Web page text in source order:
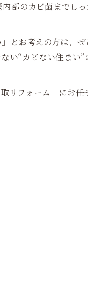
部のカビ菌までし
とお考えの方は、
い“カビない住まい
フォーム」にお任